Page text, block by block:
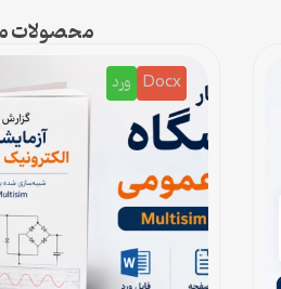
محصولات
Docx ورد